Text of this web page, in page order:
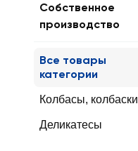
Собственное
производство
Все товары
категории
Колбасы, колбаски
Деликатесы